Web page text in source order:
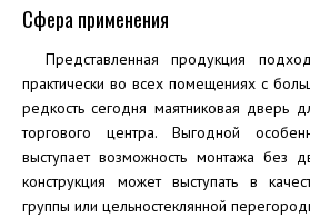
Сфера применения
Представленная продукция
практически во всех помещениях с
редкость сегодня маятниковая дверь
торгового центра. Выгодной
выступает возможность монтажа без
конструкция может выступать в
группы или цельностеклянной